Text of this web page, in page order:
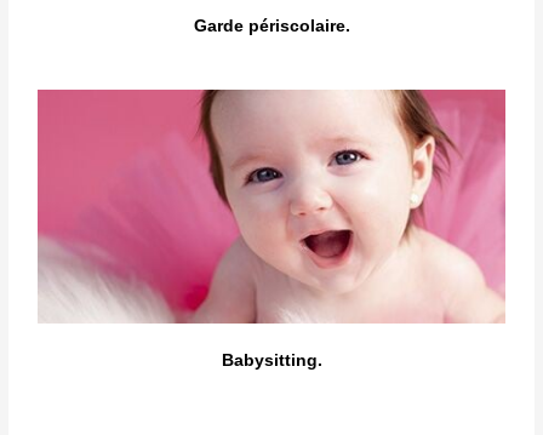
Garde périscolaire.
Babysitting.